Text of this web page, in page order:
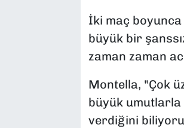
İki maç boyunca
büyük bir
zaman zaman
Montella, "Çok
büyük umutlarla
verdiğini